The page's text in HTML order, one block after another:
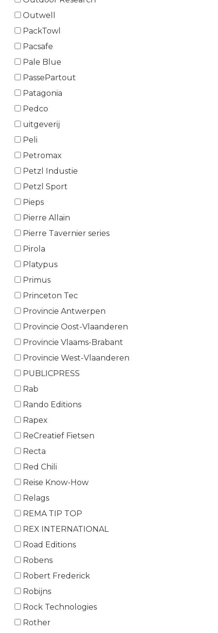
Outwell
PackTowl
Pacsafe
Pale Blue
PassePartout
Patagonia
Pedco
uitgeverij
Peli
Petromax
Petzl Industie
Petzl Sport
Pieps
Pierre Allain
Pierre Tavernier series
Pirola
Platypus
Primus
Princeton Tec
Provincie Antwerpen
Provincie Oost-Vlaanderen
Provincie Vlaams-Brabant
Provincie West-Vlaanderen
PUBLICPRESS
Rab
Rando Editions
Rapex
ReCreatief Fietsen
Recta
Red Chili
Reise Know-How
Relags
REMA TIP TOP
REX INTERNATIONAL
Road Editions
Robens
Robert Frederick
Robijns
Rock Technologies
Rother